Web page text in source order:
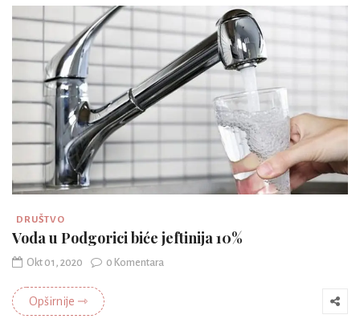
DRUŠTVO
Voda u Podgorici biće jeftinija 10%
Okt 01, 2020 0 Komentara
Opširnije ⇾